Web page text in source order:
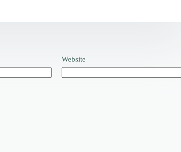
Website